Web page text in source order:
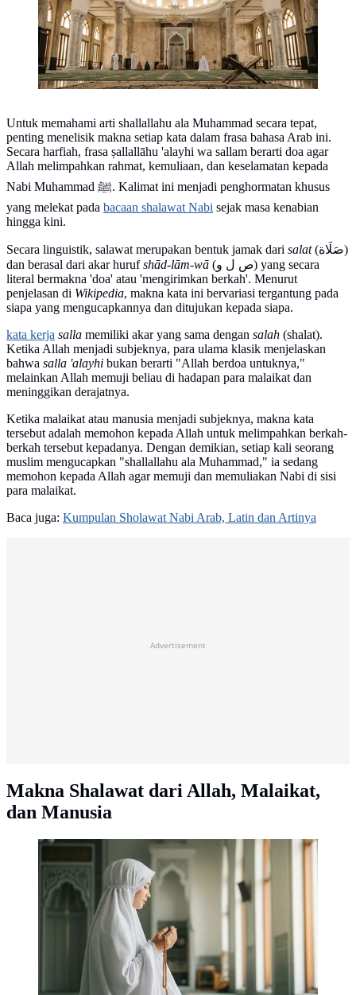
Untuk memahami arti shallallahu ala Muhammad secara tepat,
penting menelisik makna setiap kata dalam frasa bahasa Arab ini.
Secara harfiah, frasa ṣallallāhu 'alayhi wa sallam berarti doa agar
Allah melimpahkan rahmat, kemuliaan, dan keselamatan kepada
Nabi Muhammad ﷺ. Kalimat ini menjadi penghormatan khusus
yang melekat pada bacaan shalawat Nabi sejak masa kenabian
hingga kini.
Secara linguistik, salawat merupakan bentuk jamak dari salat(صَلَاة)
dan berasal dari akar hurufshād-lām-wā (ص ل و) yang secara
literal bermakna 'doa' atau 'mengirimkan berkah'. Menurut
penjelasan di Wikipedia, makna kata ini bervariasi tergantung pada
siapa yang mengucapkannya dan ditujukan kepada siapa.
kata kerja salla memiliki akar yang sama dengan salah (shalat).
Ketika Allah menjadi subjeknya, para ulama klasik menjelaskan
bahwa salla 'alayhi bukan berarti "Allah berdoa untuknya,"
melainkan Allah memuji beliau di hadapan para malaikat dan
meninggikan derajatnya.
Ketika malaikat atau manusia menjadi subjeknya, makna kata
tersebut adalah memohon kepada Allah untuk melimpahkan berkah-
berkah tersebut kepadanya. Dengan demikian, setiap kali seorang
muslim mengucapkan "shallallahu ala Muhammad," ia sedang
memohon kepada Allah agar memuji dan memuliakan Nabi di sisi
para malaikat.
Baca juga: Kumpulan Sholawat Nabi Arab, Latin dan Artinya
Advertisement
Makna Shalawat dari Allah, Malaikat,
dan Manusia